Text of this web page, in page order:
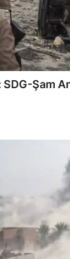
Şam